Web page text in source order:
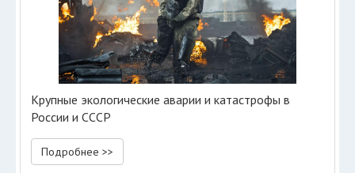
Крупные экологические аварии и катастрофы в
России и СССР
Подробнее >>